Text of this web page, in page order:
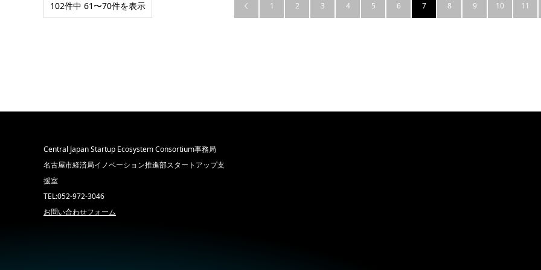
102件中 61〜70件を表示  1 2 3 4 5 6 7 8 9 10 11
Central Japan Startup Ecosystem Consortium事務局
名古屋市経済局イノベーション推進部スタートアップ支
援室
TEL:052-972-3046
お問い合わせフォーム